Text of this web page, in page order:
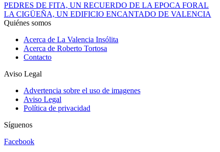
PEDRES DE FITA, UN RECUERDO DE LA EPOCA FORAL
LA CIGÜEÑA, UN EDIFICIO ENCANTADO DE VALENCIA
Quiénes somos
Acerca de La Valencia Insólita
Acerca de Roberto Tortosa
Contacto
Aviso Legal
Advertencia sobre el uso de imagenes
Aviso Legal
Política de privacidad
Síguenos
Facebook